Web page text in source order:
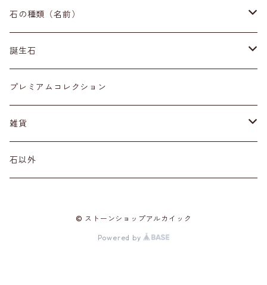
イヤリング・ピアス
ネックレス・ペンダントトップ
リング
材質
プラチナ
その他アクセサリー
原石
丸玉
標本
磨き石
ルース
石の種類（名前）
ア行
アイオライト
アクアマリン
カ行
カーネリアン
カイヤナイト
サ行
サファイア
タ行
誕生石
１月
２月
３月
プレミアムコレクション
雑貨
天然石雑貨
石以外
© ストーンショップアルカイック
Powered by